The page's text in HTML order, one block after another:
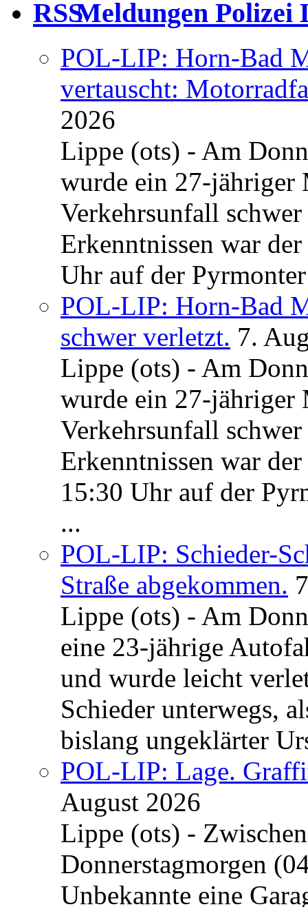
Meldungen Polizei
POL-LIP: Horn-Bad
vertauscht:
2026
Lippe (ots) - Am
wurde ein 27-jähriger
Verkehrsunfall
Erkenntnissen war
Uhr auf der
POL-LIP: Horn-Bad
schwer verletzt. 7.
Lippe (ots) - Am
wurde ein 27-jähriger
Verkehrsunfall
Erkenntnissen war
15:30 Uhr auf der
...
POL-LIP: Schieder-
Straße abgekommen.
Lippe (ots) - Am
eine 23-jährige
und wurde leicht
Schieder unterwegs,
bislang ungeklärter
POL-LIP: Lage.
August 2026
Lippe (ots) -
Donnerstagmorgen
Unbekannte eine